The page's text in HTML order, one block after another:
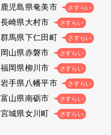
鹿児島県奄美市 さすらい
長崎県大村市 さすらい
群馬県下仁田町 さすらい
岡山県赤磐市 さすらい
福岡県柳川市 さすらい
岩手県八幡平市 さすらい
富山県南砺市 さすらい
宮城県女川町 さすらい